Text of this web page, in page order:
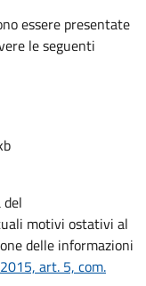
essere presentate
le seguenti
motivi ostativi al
delle informazioni
art. 5, com.